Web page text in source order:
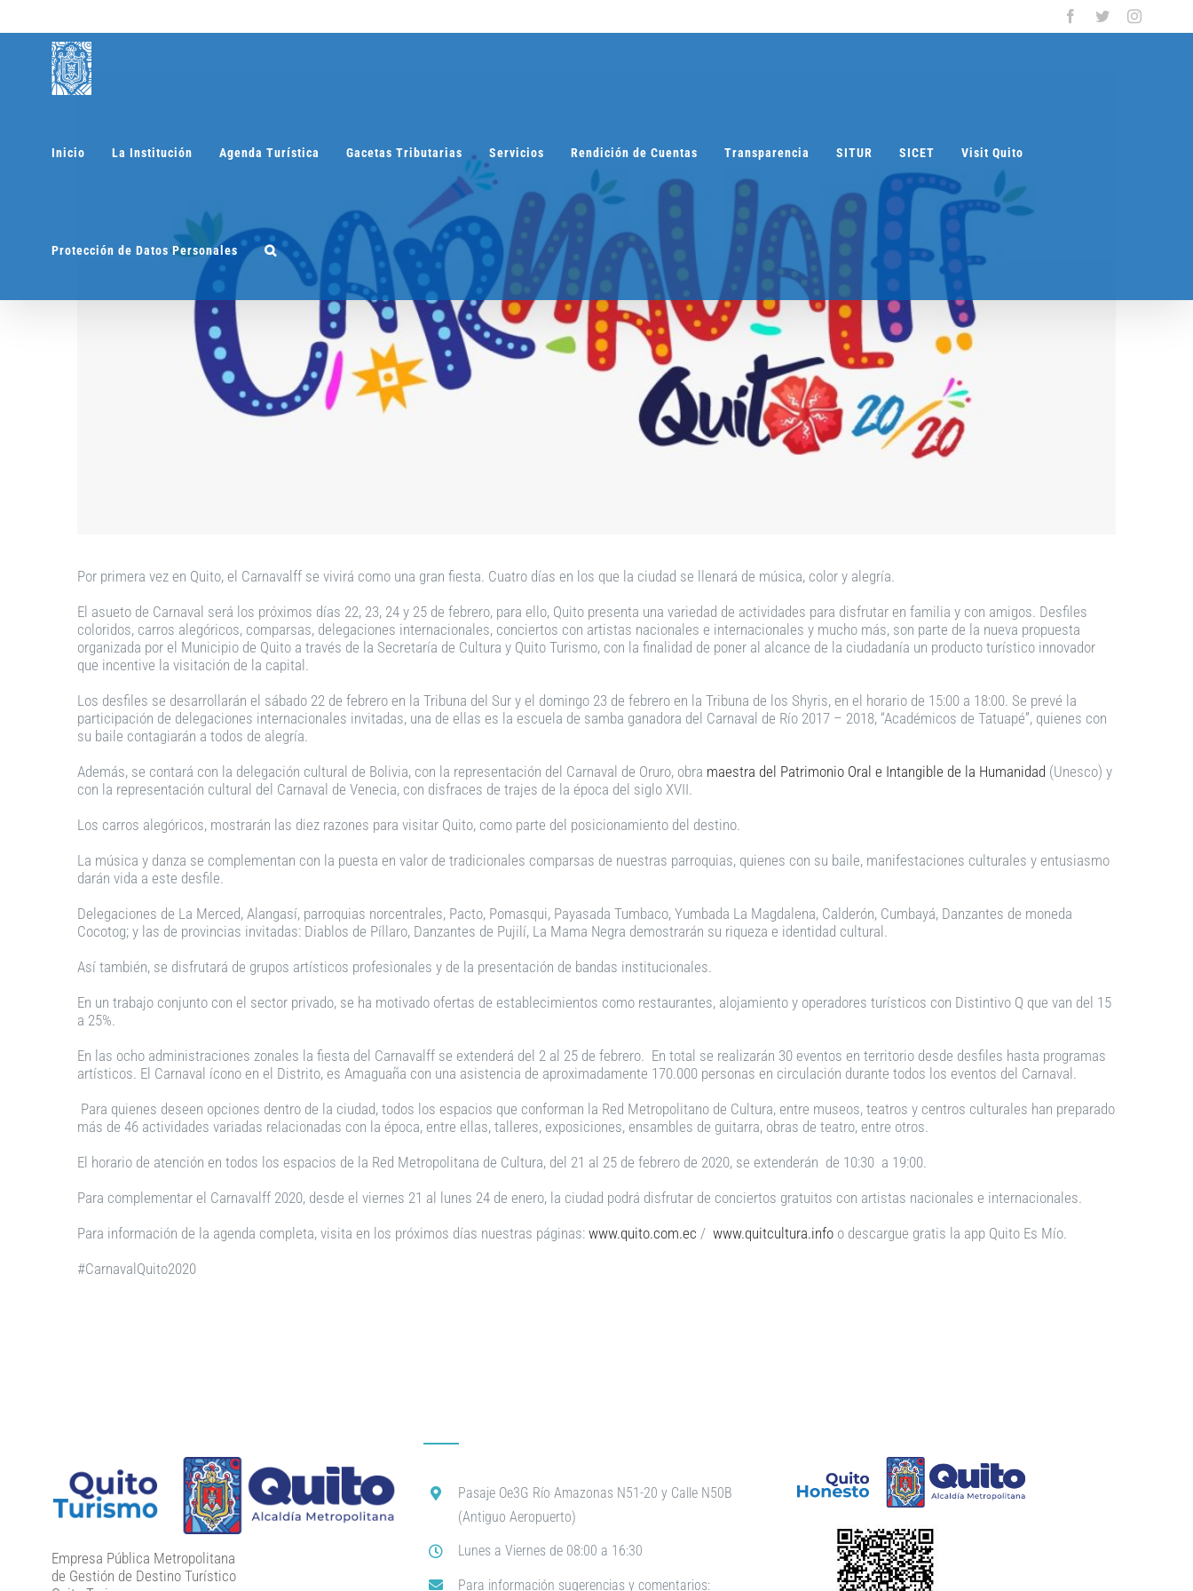
contenido
Facebook
Twitter
Inicio La Institución Agenda Turística Gacetas Tributarias Servicios Rendición de Cuentas Transparencia SITUR SICET Visit Quito
Protección de Datos Personales
Por primera vez en Quito, el Carnavalff se vivirá como una gran fiesta. Cuatro días en los que la ciudad se llenará de música, color y alegría.
El asueto de Carnaval será los próximos días 22, 23, 24 y 25 de febrero, para ello, Quito presenta una variedad de actividades para disfrutar en familia y con amigos. Desfiles
coloridos, carros alegóricos, comparsas, delegaciones internacionales, conciertos con artistas nacionales e internacionales y mucho más, son parte de la nueva propuesta
organizada por el Municipio de Quito a través de la Secretaría de Cultura y Quito Turismo, con la finalidad de poner al alcance de la ciudadanía un producto turístico innovador
que incentive la visitación de la capital.
Los desfiles se desarrollarán el sábado 22 de febrero en la Tribuna del Sur y el domingo 23 de febrero en la Tribuna de los Shyris, en el horario de 15:00 a 18:00. Se prevé la
participación de delegaciones internacionales invitadas, una de ellas es la escuela de samba ganadora del Carnaval de Río 2017 – 2018, “Académicos de Tatuapé”, quienes con
su baile contagiarán a todos de alegría.
Además, se contará con la delegación cultural de Bolivia, con la representación del Carnaval de Oruro, obra maestra del Patrimonio Oral e Intangible de la Humanidad (Unesco) y
con la representación cultural del Carnaval de Venecia, con disfraces de trajes de la época del siglo XVII.
Los carros alegóricos, mostrarán las diez razones para visitar Quito, como parte del posicionamiento del destino.
La música y danza se complementan con la puesta en valor de tradicionales comparsas de nuestras parroquias, quienes con su baile, manifestaciones culturales y entusiasmo
darán vida a este desfile.
Delegaciones de La Merced, Alangasí, parroquias norcentrales, Pacto, Pomasqui, Payasada Tumbaco, Yumbada La Magdalena, Calderón, Cumbayá, Danzantes de moneda
Cocotog; y las de provincias invitadas: Diablos de Píllaro, Danzantes de Pujilí, La Mama Negra demostrarán su riqueza e identidad cultural.
Así también, se disfrutará de grupos artísticos profesionales y de la presentación de bandas institucionales.
En un trabajo conjunto con el sector privado, se ha motivado ofertas de establecimientos como restaurantes, alojamiento y operadores turísticos con Distintivo Q que van del 15
a 25%.
En las ocho administraciones zonales la fiesta del Carnavalff se extenderá del 2 al 25 de febrero. En total se realizarán 30 eventos en territorio desde desfiles hasta programas
artísticos. El Carnaval ícono en el Distrito, es Amaguaña con una asistencia de aproximadamente 170.000 personas en circulación durante todos los eventos del Carnaval.
Para quienes deseen opciones dentro de la ciudad, todos los espacios que conforman la Red Metropolitano de Cultura, entre museos, teatros y centros culturales han preparado
más de 46 actividades variadas relacionadas con la época, entre ellas, talleres, exposiciones, ensambles de guitarra, obras de teatro, entre otros.
El horario de atención en todos los espacios de la Red Metropolitana de Cultura, del 21 al 25 de febrero de 2020, se extenderán de 10:30 a 19:00.
Para complementar el Carnavalff 2020, desde el viernes 21 al lunes 24 de enero, la ciudad podrá disfrutar de conciertos gratuitos con artistas nacionales e internacionales.
Para información de la agenda completa, visita en los próximos días nuestras páginas: www.quito.com.ec / www.quitcultura.info o descargue gratis la app Quito Es Mío.
#CarnavalQuito2020
Empresa Pública Metropolitana
de Gestión de Destino Turístico
Pasaje Oe3G Río Amazonas N51-20 y Calle N50B
(Antiguo Aeropuerto)
Lunes a Viernes de 08:00 a 16:30
Para información sugerencias y comentarios: